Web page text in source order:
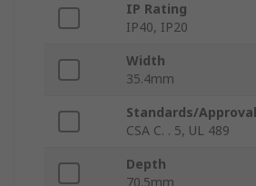
IP Rating
IP40, IP20
Width
35.4mm
Standards/
CSA C. . 5, UL 489
Depth
70.5mm